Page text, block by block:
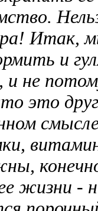
Итак,
и
не
это
жизни -